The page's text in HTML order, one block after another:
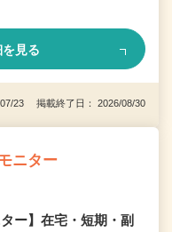
見る
07/23 掲載終了日： 2026/08/30
ニター
ー】在宅・短期・副